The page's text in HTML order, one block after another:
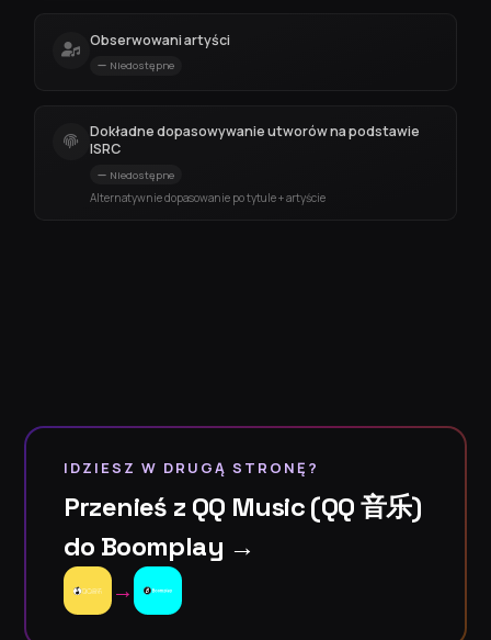
Obserwowani artyści
Niedostępne
Dokładne dopasowywanie utworów na podstawie
ISRC
Niedostępne
Alternatywnie dopasowanie po tytule + artyście
IDZIESZ W DRUGĄ STRONĘ?
Przenieś z QQ Music (QQ 音乐)
do Boomplay →
→